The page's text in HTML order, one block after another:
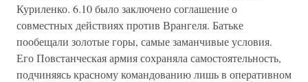
Куриленко. 6.10 было заключено соглашение о
совместных действиях против Врангеля. Батьке
пообещали золотые горы, самые заманчивые условия.
Его Повстанческая армия сохраняла самостоятельность,
подчиняясь красному командованию лишь в оперативном